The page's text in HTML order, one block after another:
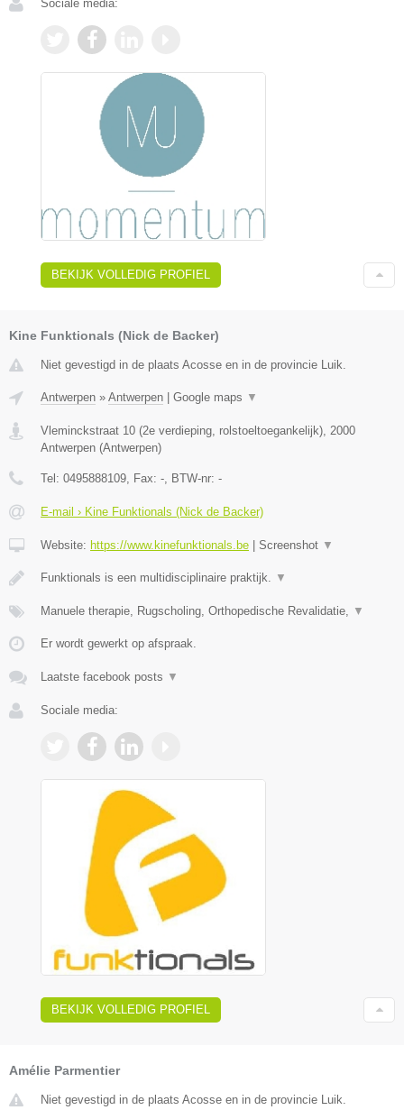
Sociale media:
BEKIJK VOLLEDIG PROFIEL
Kine Funktionals (Nick de Backer)
Niet gevestigd in de plaats Acosse en in de provincie Luik.
Antwerpen » Antwerpen Google maps ▼
Vleminckstraat 10 (2e verdieping, rolstoeltoegankelijk), 2000
Antwerpen (Antwerpen)
Tel: 0495888109, Fax: -, BTW-nr: -
E-mail › Kine Funktionals (Nick de Backer)
Website: https://www.kinefunktionals.be Screenshot ▼
Funktionals is een multidisciplinaire praktijk. ▼
Manuele therapie, Rugscholing, Orthopedische Revalidatie, ▼
Er wordt gewerkt op afspraak.
Laatste facebook posts ▼
Sociale media:
BEKIJK VOLLEDIG PROFIEL
Amélie Parmentier
Niet gevestigd in de plaats Acosse en in de provincie Luik.